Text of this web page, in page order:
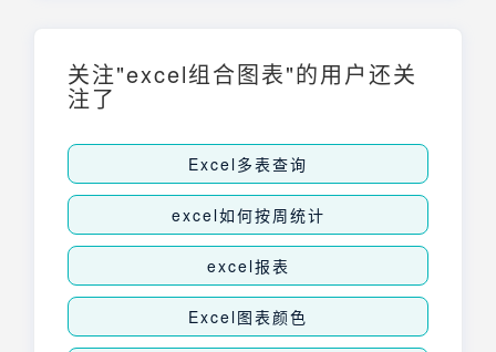
示，让读者能够轻松掌握IFS函数的使用技
巧，告别复杂的嵌套IF公式。
关注"excel组合图表"的用户还关
注了
Excel多表查询
excel如何按周统计
excel报表
Excel图表颜色